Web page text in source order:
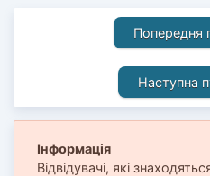
Попередня
Наступна
Інформація
Відвідувачі, які